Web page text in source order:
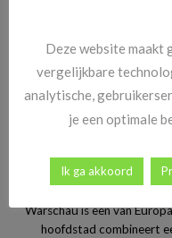
Stedentrip Warschau:
Polen’s
Warschau is een van
hoofdstad combineert
Deze website maakt
vergelijkbare
analytische,
je een optimale
Ik ga akkoord